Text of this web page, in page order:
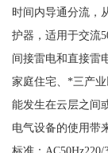
时间内导通分流，
护器，适用于交流
间接雷电和直接雷
家庭住宅、*三产
能发生在云层之间
电气设备的使用带
标准：